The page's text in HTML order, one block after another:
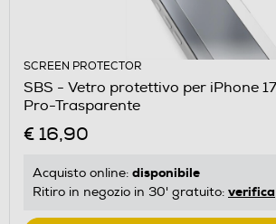
SCREEN PROTECTOR
SBS - Vetro protettivo per iPhone 17/17 Pro/16
Pro-Trasparente
€ 16,90
Acquisto online: disponibile
Ritiro in negozio in 30' gratuito: verifica